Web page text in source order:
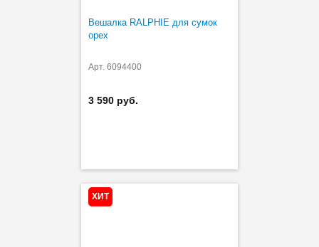
Вешалка RALPHIE для сумок
орех
Арт. 6094400
3 590 руб.
ХИТ